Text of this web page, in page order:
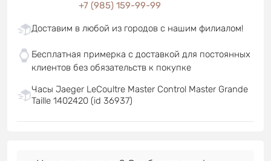
+7 (985) 159-99-99
Доставим в любой из городов с нашим филиалом!
Бесплатная примерка с доставкой для постоянных
клиентов без обязательств к покупке
Часы Jaeger LeCoultre Master Control Master Grande
Taille 1402420 (id 36937)